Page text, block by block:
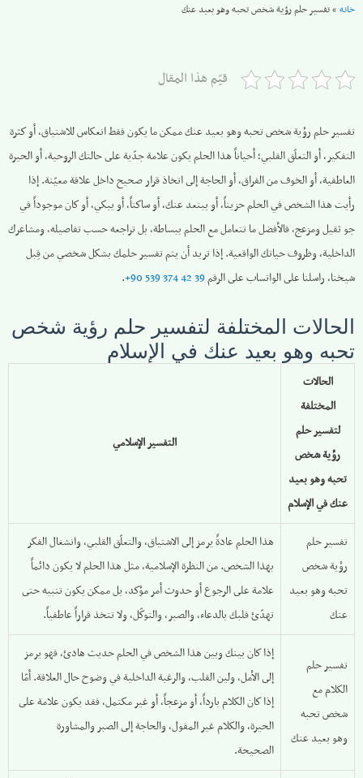
خانه »تفسير حلم رؤية شخص تحبه وهو بعيد عنك
قيّم هذا المقال
تفسير حلم رؤية شخص تحبه وهو بعيد عنك ممكن ما يكون فقط انعكاس للاشتياق، أو كثرة
التفكير، أو التعلّق القلبي؛ أحياناً هذا الحلم يكون علامة جدّية على حالتك الروحية، أو الحيرة
العاطفية، أو الخوف من الفراق، أو الحاجة إلى اتخاذ قرار صحيح داخل علاقة معيّنة. إذا
رأيت هذا الشخص في الحلم حزيناً، أو يبتعد عنك، أو ساكتاً، أو يبكي، أو كان موجوداً في
جو ثقيل ومزعج، فالأفضل ما تتعامل مع الحلم ببساطة، بل تراجعه حسب تفاصيله، ومشاعرك
الداخلية، وظروف حياتك الواقعية. إذا تريد أن يتم تفسير حلمك بشكل شخصي من قِبل
شيخنا، راسلنا على الواتساب على الرقم ‎+90 539 374 42 39
.
الحالات المختلفة لتفسير حلم رؤية شخص
تحبه وهو بعيد عنك في الإسلام
الحالات
المختلفة
لتفسير حلم
رؤية شخص
تحبه وهو بعيد
عنك في الإسلام
التفسير الإسلامي
تفسير حلم
رؤية شخص
تحبه وهو بعيد
عنك
هذا الحلم عادةً يرمز إلى الاشتياق، والتعلّق القلبي، وانشغال الفكر
بهذا الشخص. من النظرة الإسلامية، مثل هذا الحلم لا يكون دائماً
علامة على الرجوع أو حدوث أمر مؤكد، بل ممكن يكون تنبيه حتى
تهدّئ قلبك بالدعاء، والصبر، والتوكّل، ولا تتخذ قراراً عاطفياً.
تفسير حلم
الكلام مع
شخص تحبه
وهو بعيد عنك
إذا كان بينك وبين هذا الشخص في الحلم حديث هادئ، فهو يرمز
إلى الأمل، ولين القلب، والرغبة الداخلية في وضوح حال العلاقة. أمّا
إذا كان الكلام بارداً، أو مزعجاً، أو غير مكتمل، فقد يكون علامة على
الحيرة، والكلام غير المقول، والحاجة إلى الصبر والمشاورة
الصحيحة.